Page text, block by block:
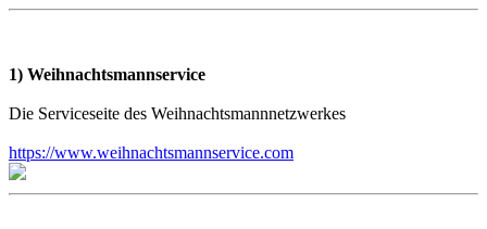
1) Weihnachtsmannservice
Die Serviceseite des Weihnachtsmannnetzwerkes
https://www.weihnachtsmannservice.com